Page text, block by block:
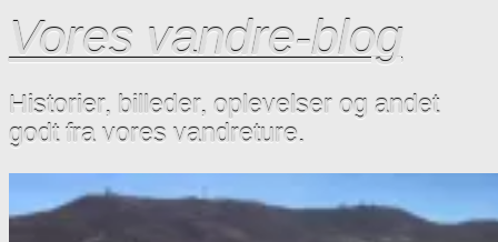
Vores vandre-blog
Historier, billeder, oplevelser og andet
godt fra vores vandreture.